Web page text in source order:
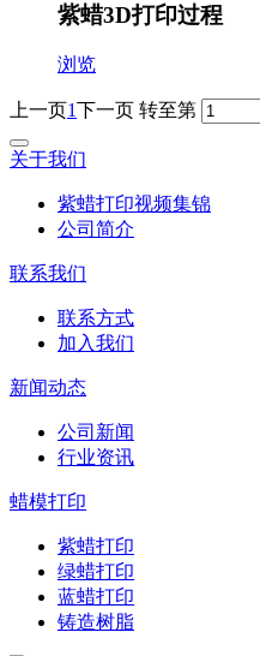
紫蜡3D打印过程
浏览
上一页1下一页 转至第
关于我们
紫蜡打印视频集锦
公司简介
联系我们
联系方式
加入我们
新闻动态
公司新闻
行业资讯
蜡模打印
紫蜡打印
绿蜡打印
蓝蜡打印
铸造树脂